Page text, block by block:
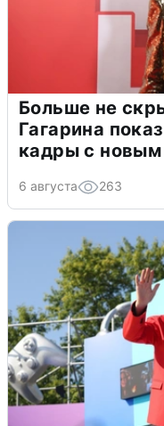
Больше не
Гагарина
кадры с
6 августа 263